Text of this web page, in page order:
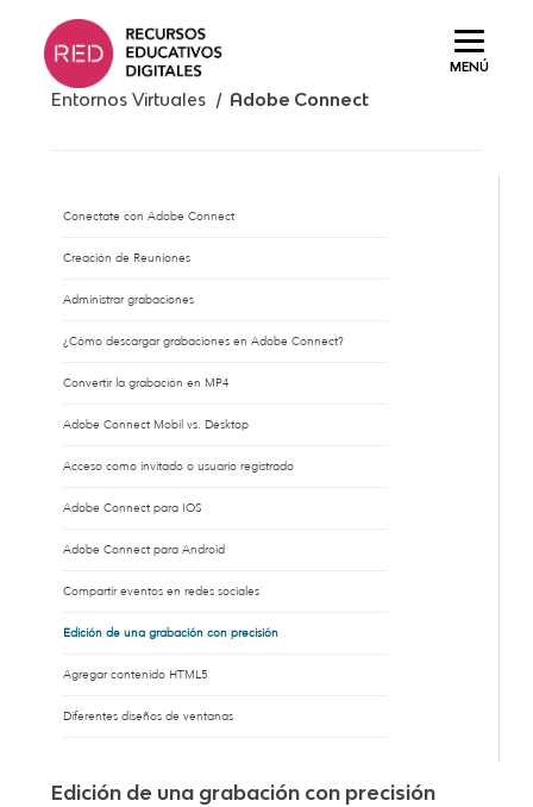
MENÚ
Saltar
contenido.
Entornos Virtuales /Adobe Connect
Conectate con Adobe Connect
Creación de Reuniones
Administrar grabaciones
¿Cómo descargar grabaciones en Adobe Connect?
Convertir la grabación en MP4
Adobe Connect Mobil vs. Desktop
Acceso como invitado o usuario registrado
Adobe Connect para IOS
Adobe Connect para Android
Compartir eventos en redes sociales
Edición de una grabación con precisión
Agregar contenido HTML5
Diferentes diseños de ventanas
Edición de una grabación con precisión